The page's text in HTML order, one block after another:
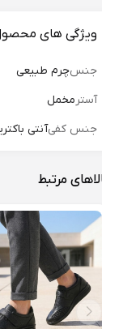
ویژگی های محصول
جنسچرم طبیعی
آسترمخمل
جنس کفی آنتی باکتریال
مرتبط